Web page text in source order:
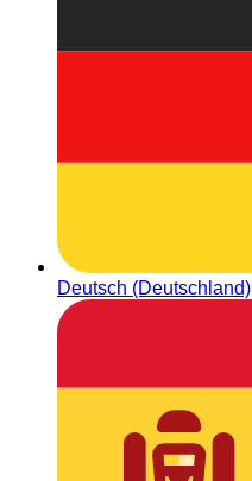
Deutsch (Deutschland)